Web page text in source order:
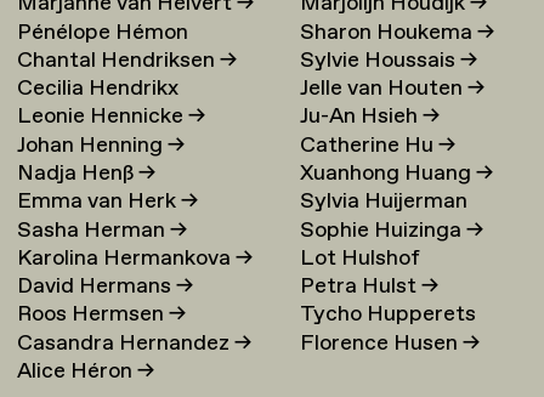
Pénélope Hémon
Chantal Hendriksen→
Cecilia Hendrikx
Leonie Hennicke→
Johan Henning→
Nadja Henß→
Emma van Herk→
Sasha Herman→
Karolina Hermankova→
David Hermans→
Roos Hermsen→
Casandra Hernandez→
Alice Héron→
Sharon Houkema→
Sylvie Houssais→
Jelle van Houten→
Ju-An Hsieh→
Catherine Hu→
Xuanhong Huang→
Sylvia Huijerman
Sophie Huizinga→
Lot Hulshof
Petra Hulst→
Tycho Hupperets
Florence Husen→